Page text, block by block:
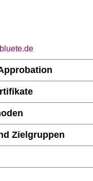
Zielgruppen